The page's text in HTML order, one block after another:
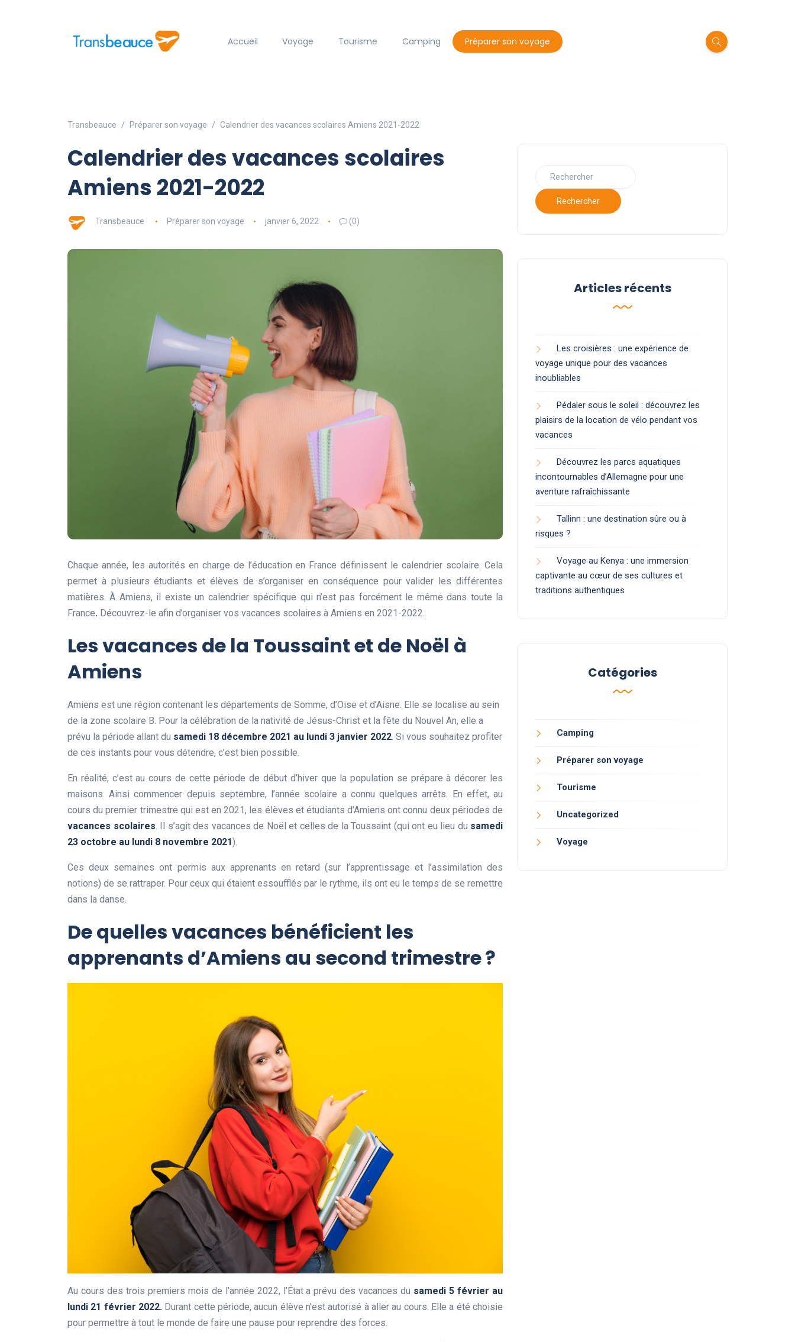
Accueil Voyage Tourisme Camping Préparer son voyage
Transbeauce Préparer son voyage Calendrier des vacances scolaires Amiens 2021-2022
Calendrier des vacances scolaires
Amiens 2021-2022
Transbeauce Préparer son voyage janvier 6, 2022 (0)
Chaque année, les autorités en charge de l’éducation en France définissent le calendrier scolaire. Cela
permet à plusieurs étudiants et élèves de s’organiser en conséquence pour valider les différentes
matières. À Amiens, il existe un calendrier spécifique qui n’est pas forcément le même dans toute la
France. Découvrez-le afin d’organiser vos vacances scolaires à Amiens en 2021-2022.
Les vacances de la Toussaint et de Noël à
Amiens
Amiens est une région contenant les départements de Somme, d’Oise et d’Aisne. Elle se localise au sein
de la zone scolaire B. Pour la célébration de la nativité de Jésus-Christ et la fête du Nouvel An, elle a
prévu la période allant du samedi 18 décembre 2021 au lundi 3 janvier 2022 . Si vous souhaitez profiter
de ces instants pour vous détendre, c’est bien possible.
En réalité, c’est au cours de cette période de début d’hiver que la population se prépare à décorer les
maisons. Ainsi commencer depuis septembre, l’année scolaire a connu quelques arrêts. En effet, au
cours du premier trimestre qui est en 2021, les élèves et étudiants d’Amiens ont connu deux périodes de
vacances scolaires . Il s’agit des vacances de Noël et celles de la Toussaint (qui ont eu lieu du samedi
23 octobre au lundi 8 novembre 2021).
Ces deux semaines ont permis aux apprenants en retard (sur l’apprentissage et l’assimilation des
notions) de se rattraper. Pour ceux qui étaient essoufflés par le rythme, ils ont eu le temps de se remettre
dans la danse.
De quelles vacances bénéficient les
apprenants d’Amiens au second trimestre ?
Au cours des trois premiers mois de l’année 2022, l’État a prévu des vacances du samedi 5 février au
lundi 21 février 2022. Durant cette période, aucun élève n’est autorisé à aller au cours. Elle a été choisie
pour permettre à tout le monde de faire une pause pour reprendre des forces.
Articles récents
Les croisières : une expérience de
voyage unique pour des vacances
inoubliables
Pédaler sous le soleil : découvrez les
plaisirs de la location de vélo pendant vos
vacances
Découvrez les parcs aquatiques
incontournables d’Allemagne pour une
aventure rafraîchissante
Tallinn : une destination sûre ou à
risques ?
Voyage au Kenya : une immersion
captivante au cœur de ses cultures et
traditions authentiques
Catégories
Camping
Préparer son voyage
Tourisme
Uncategorized
Voyage